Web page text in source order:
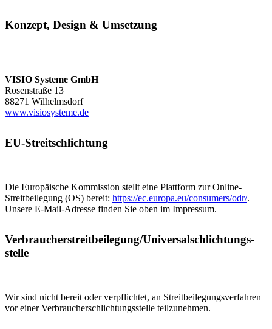
Konzept, Design & Umsetzung
VISIO Systeme GmbH
Rosenstraße 13
88271 Wilhelmsdorf
www.visiosysteme.de
EU-Streitschlichtung
Die Europäische Kommission stellt eine Plattform zur Online-
Streitbeilegung (OS) bereit: https://ec.europa.eu/consumers/odr/.
Unsere E-Mail-Adresse finden Sie oben im Impressum.
Verbraucher­streit­beilegung/Universal­schlichtungs­
stelle
Wir sind nicht bereit oder verpflichtet, an Streitbeilegungsverfahren
vor einer Verbraucherschlichtungsstelle teilzunehmen.